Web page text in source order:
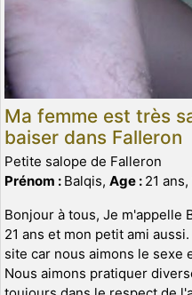
Ma femme est très
baiser dans Falleron
Petite salope de Falleron
Prénom : Balqis, Age : 21 ans,
Bonjour à tous, Je m'appelle
21 ans et mon petit ami
site car nous aimons le
Nous aimons pratiquer